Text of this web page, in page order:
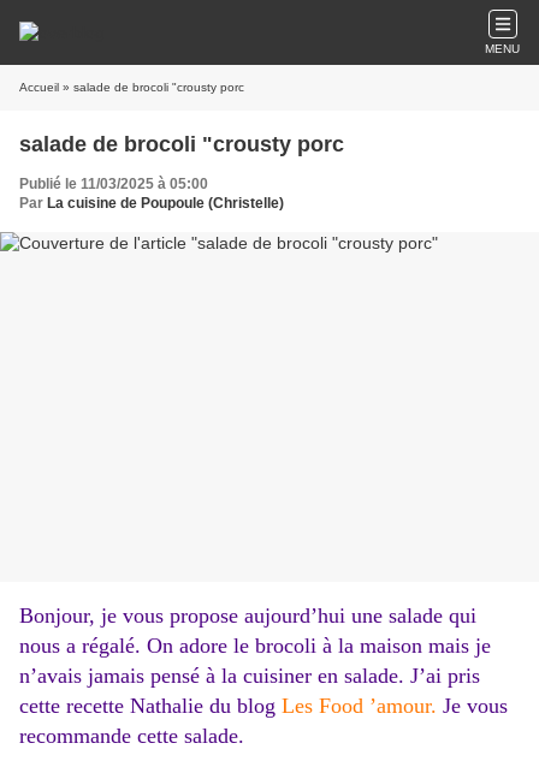
MENU
Accueil » salade de brocoli "crousty porc
salade de brocoli "crousty porc
Publié le 11/03/2025 à 05:00
Par La cuisine de Poupoule (Christelle)
Bonjour, je vous propose aujourd’hui une salade qui
nous a régalé. On adore le brocoli à la maison mais je
n’avais jamais pensé à la cuisiner en salade. J’ai pris
cette recette Nathalie du blog Les Food ’amour. Je vous
recommande cette salade.